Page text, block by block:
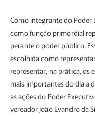
Como integrante do
como função primordial
perante o poder público.
escolhida como
representar, na prática, os
mais importantes do dia a
as ações do Poder
vereador João Evandro da